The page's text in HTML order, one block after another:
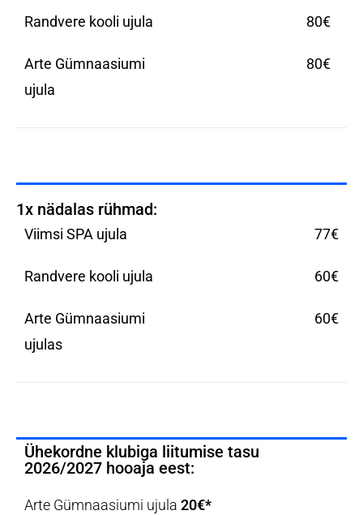
Randvere kooli ujula
Arte Gümnaasiumi
ujula
80€
80€
1x nädalas rühmad:
Viimsi SPA ujula
Randvere kooli ujula
Arte Gümnaasiumi
ujulas
77€
60€
60€
Ühekordne klubiga liitumise tasu
2026/2027 hooaja eest:
Arte Gümnaasiumi ujula 20€*